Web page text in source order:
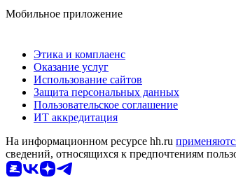
Мобильное приложение
Этика и комплаенс
Оказание услуг
Использование сайтов
Защита персональных данных
Пользовательское соглашение
ИТ аккредитация
На информационном ресурсе hh.ru
сведений, относящихся к предпочтениям